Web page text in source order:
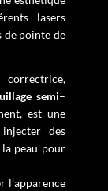
lasers
de pointe de
semi–
est une
des
peau pour
l’apparence